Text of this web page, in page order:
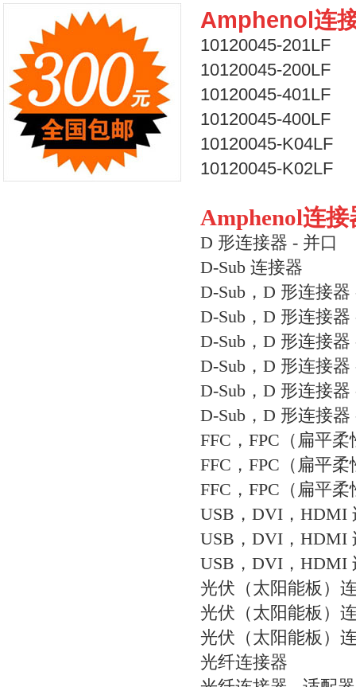
Amphenol连
10120045-201LF
10120045-200LF
10120045-401LF
10120045-400LF
10120045-K04LF
10120045-K02LF
Amphenol连
D 形连接器 - 并口
D-Sub 连接器
D-Sub，D 形连接
D-Sub，D 形连接器
D-Sub，D 形连接器
D-Sub，D 形连接
D-Sub，D 形连接器
D-Sub，D 形连接
FFC，FPC（扁平
FFC，FPC（扁平
FFC，FPC（扁平
USB，DVI，HDMI
USB，DVI，HDMI
USB，DVI，HDMI
光伏（太阳能板）
光伏（太阳能板）
光伏（太阳能板）
光纤连接器